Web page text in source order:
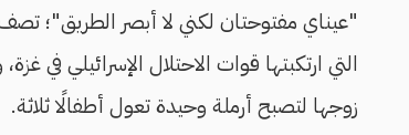
"عيناي مفتوحتان لكني لا أبصر الطريق"؛
التي ارتكبتها قوات الاحتلال الإسرائيلي
زوجها لتصبح أرملة وحيدة تعول أطفالًا ثلاثة.